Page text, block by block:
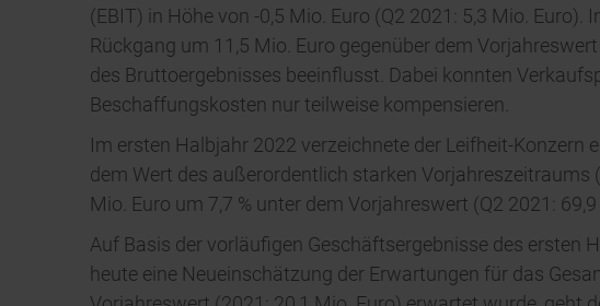
(EBIT) in Höhe von -0,5 Mio. Euro (Q2 2021: 5,3 Mio.
Rückgang um 11,5 Mio. Euro gegenüber dem
des Bruttoergebnisses beeinflusst. Dabei konnten
Beschaffungskosten nur teilweise kompensieren.
Im ersten Halbjahr 2022 verzeichnete der Leifheit-Konzern
dem Wert des außerordentlich starken
Mio. Euro um 7,7 % unter dem Vorjahreswert (Q2 2021:
Auf Basis der vorläufigen Geschäftsergebnisse des ersten
heute eine Neueinschätzung der Erwartungen für das